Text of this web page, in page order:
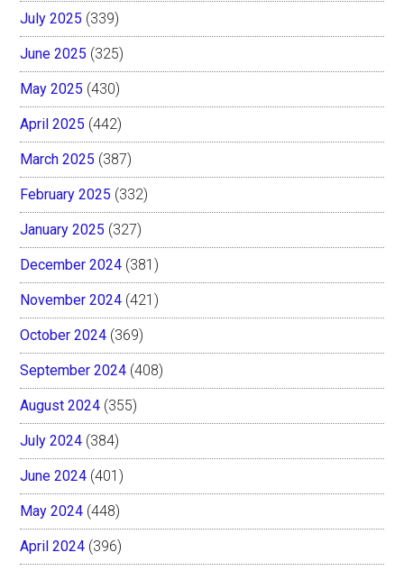
July 2025 (339)
June 2025 (325)
May 2025 (430)
April 2025 (442)
March 2025 (387)
February 2025 (332)
January 2025 (327)
December 2024 (381)
November 2024 (421)
October 2024 (369)
September 2024 (408)
August 2024 (355)
July 2024 (384)
June 2024 (401)
May 2024 (448)
April 2024 (396)